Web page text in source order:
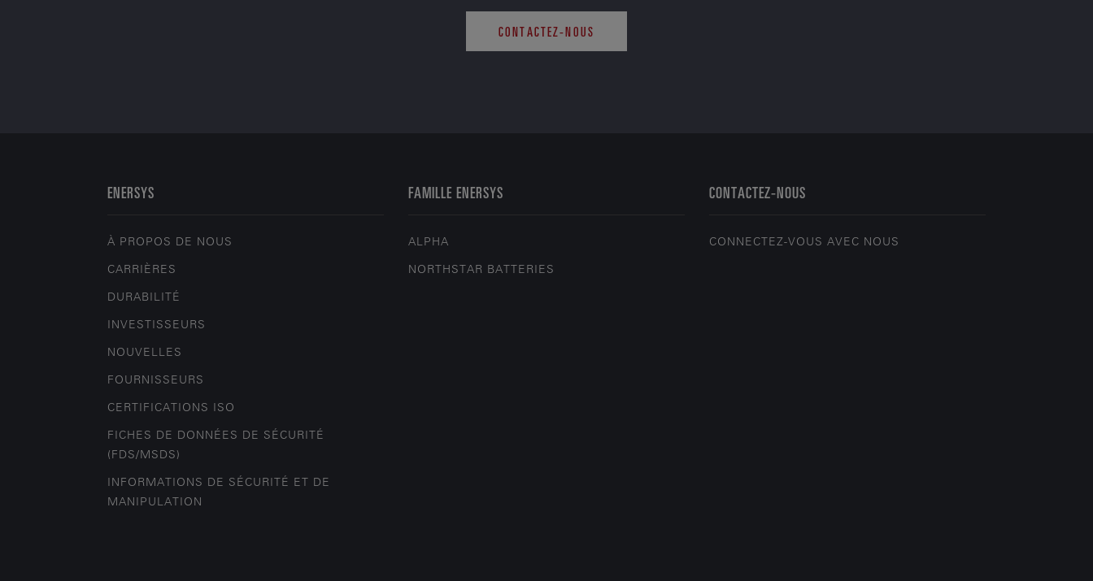
CONTACTEZ-NOUS
ENERSYS
À PROPOS DE NOUS
CARRIÈRES
DURABILITÉ
INVESTISSEURS
NOUVELLES
FOURNISSEURS
CERTIFICATIONS ISO
FICHES DE DONNÉES DE SÉCURITÉ
(FDS/MSDS)
INFORMATIONS DE SÉCURITÉ ET DE
MANIPULATION
FAMILLE ENERSYS
ALPHA
NORTHSTAR BATTERIES
CONTACTEZ-NOUS
CONNECTEZ-VOUS AVEC NOUS